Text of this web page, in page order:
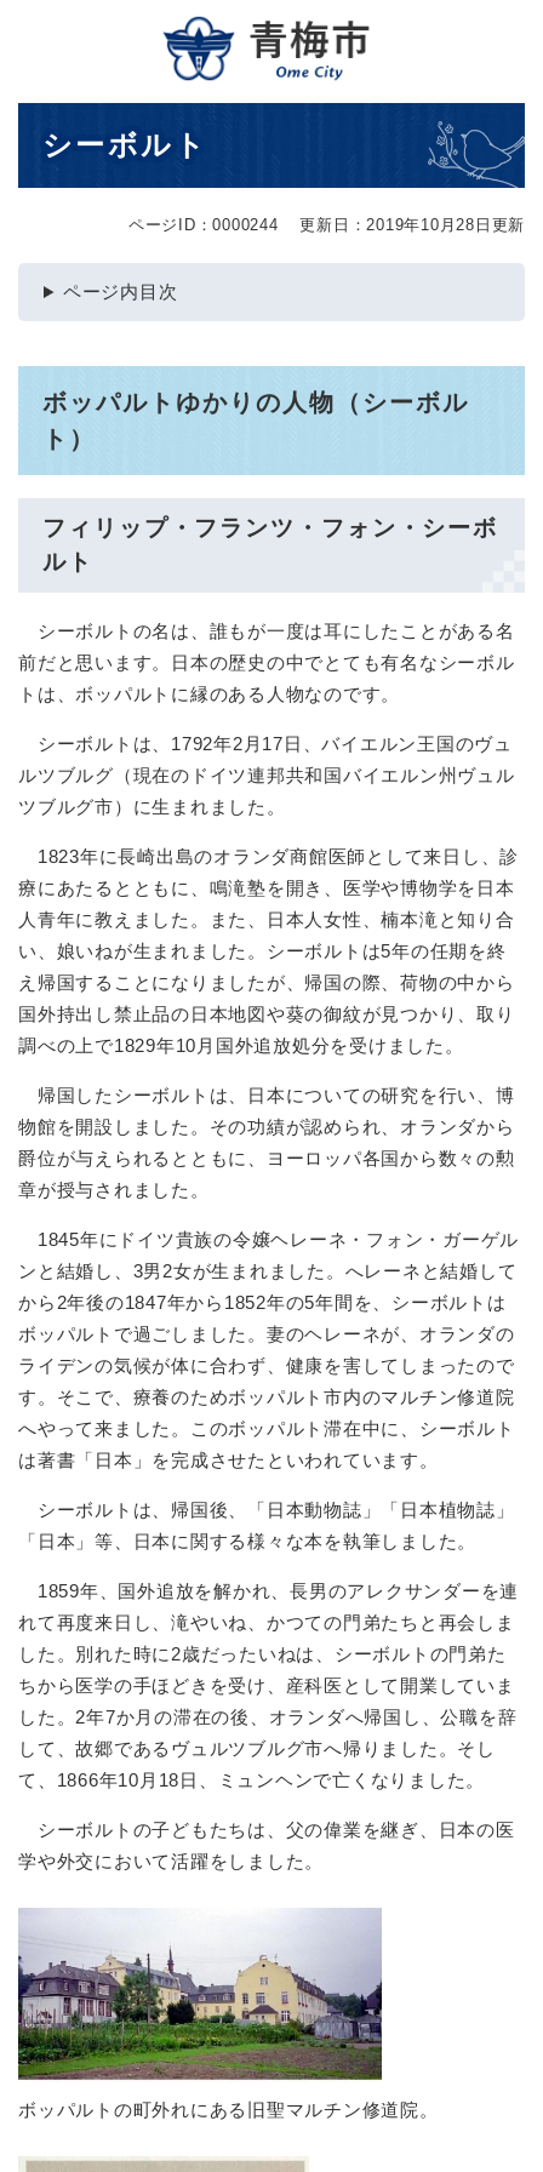
メニューを飛ばして本文へ
シーボルト
ページID：0000244 更新日：2019年10月28日更新
ページ内目次
ボッパルトゆかりの人物（シーボル
ト）
フィリップ・フランツ・フォン・シーボ
ルト
シーボルトの名は、誰もが一度は耳にしたことがある名
前だと思います。日本の歴史の中でとても有名なシーボル
トは、ボッパルトに縁のある人物なのです。
シーボルトは、1792年2月17日、バイエルン王国のヴュ
ルツブルグ（現在のドイツ連邦共和国バイエルン州ヴュル
ツブルグ市）に生まれました。
1823年に長崎出島のオランダ商館医師として来日し、診
療にあたるとともに、鳴滝塾を開き、医学や博物学を日本
人青年に教えました。また、日本人女性、楠本滝と知り合
い、娘いねが生まれました。シーボルトは5年の任期を終
え帰国することになりましたが、帰国の際、荷物の中から
国外持出し禁止品の日本地図や葵の御紋が見つかり、取り
調べの上で1829年10月国外追放処分を受けました。
帰国したシーボルトは、日本についての研究を行い、博
物館を開設しました。その功績が認められ、オランダから
爵位が与えられるとともに、ヨーロッパ各国から数々の勲
章が授与されました。
1845年にドイツ貴族の令嬢ヘレーネ・フォン・ガーゲル
ンと結婚し、3男2女が生まれました。へレーネと結婚して
から2年後の1847年から1852年の5年間を、シーボルトは
ボッパルトで過ごしました。妻のヘレーネが、オランダの
ライデンの気候が体に合わず、健康を害してしまったので
す。そこで、療養のためボッパルト市内のマルチン修道院
へやって来ました。このボッパルト滞在中に、シーボルト
は著書「日本」を完成させたといわれています。
シーボルトは、帰国後、「日本動物誌」「日本植物誌」
「日本」等、日本に関する様々な本を執筆しました。
1859年、国外追放を解かれ、長男のアレクサンダーを連
れて再度来日し、滝やいね、かつての門弟たちと再会しま
した。別れた時に2歳だったいねは、シーボルトの門弟た
ちから医学の手ほどきを受け、産科医として開業していま
した。2年7か月の滞在の後、オランダへ帰国し、公職を辞
して、故郷であるヴュルツブルグ市へ帰りました。そし
て、1866年10月18日、ミュンヘンで亡くなりました。
シーボルトの子どもたちは、父の偉業を継ぎ、日本の医
学や外交において活躍をしました。
ボッパルトの町外れにある旧聖マルチン修道院。